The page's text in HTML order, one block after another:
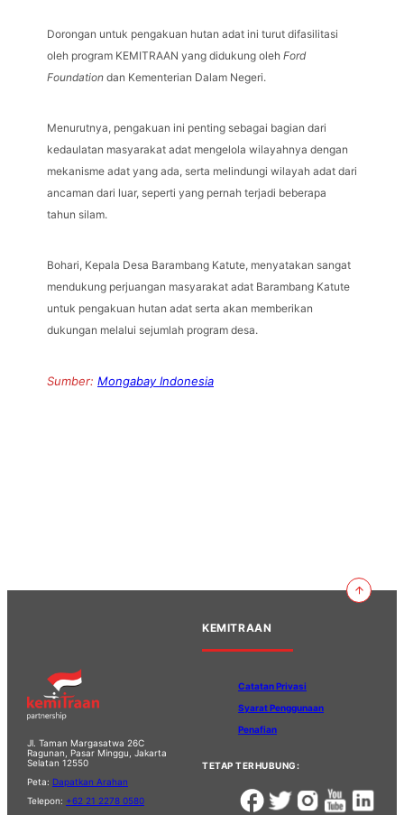
Dorongan untuk pengakuan hutan adat ini turut difasilitasi
oleh program KEMITRAAN yang didukung oleh Ford
Foundation dan Kementerian Dalam Negeri.
Menurutnya, pengakuan ini penting sebagai bagian dari
kedaulatan masyarakat adat mengelola wilayahnya dengan
mekanisme adat yang ada, serta melindungi wilayah adat dari
ancaman dari luar, seperti yang pernah terjadi beberapa
tahun silam.
Bohari, Kepala Desa Barambang Katute, menyatakan sangat
mendukung perjuangan masyarakat adat Barambang Katute
untuk pengakuan hutan adat serta akan memberikan
dukungan melalui sejumlah program desa.
Sumber: Mongabay Indonesia
Jl. Taman Margasatwa 26C
Ragunan, Pasar Minggu, Jakarta
Selatan 12550
Peta: Dapatkan Arahan
Telepon: +62 21 2278 0580
KEMITRAAN
Catatan Privasi
Syarat Penggunaan
Penafian
TETAP TERHUBUNG: